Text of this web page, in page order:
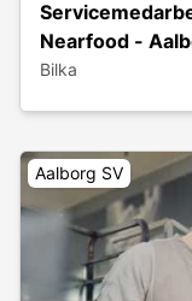
Nearfood -
Bilka
Aalborg SV